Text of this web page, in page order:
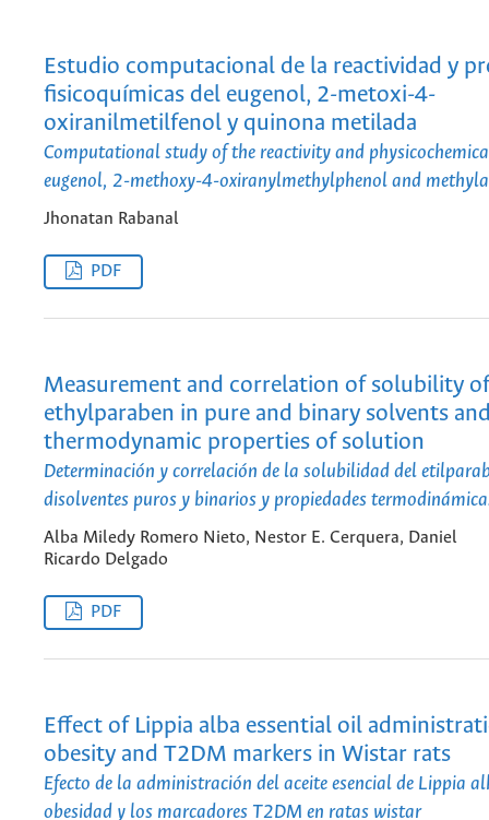
Estudio computacional de la reactividad y
fisicoquímicas del eugenol, 2-metoxi-4-
oxiranilmetilfenol y quinona metilada
Computational study of the reactivity and
eugenol, 2-methoxy-4-oxiranylmethylphenol and
Jhonatan Rabanal
PDF
Measurement and correlation of solubility of
ethylparaben in pure and binary solvents
thermodynamic properties of solution
Determinación y correlación de la solubilidad del
disolventes puros y binarios y propiedades
Alba Miledy Romero Nieto, Nestor E. Cerquera, Daniel
Ricardo Delgado
PDF
Effect of Lippia alba essential oil
obesity and T2DM markers in Wistar rats
Efecto de la administración del aceite esencial de Lippia
obesidad y los marcadores T2DM en ratas wistar